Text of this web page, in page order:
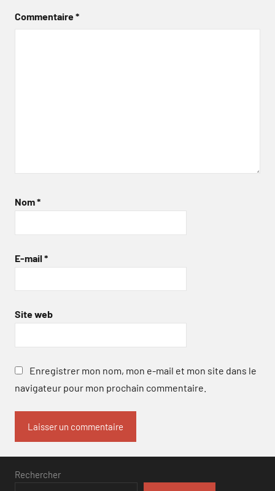
Commentaire*
Nom*
E-mail *
Site web
Enregistrer mon nom, mon e-mail et mon site dans le
navigateur pour mon prochain commentaire.
Rechercher